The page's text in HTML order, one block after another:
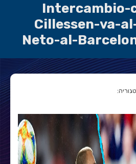
Intercambio-
Cillessen-va-
Neto-al-